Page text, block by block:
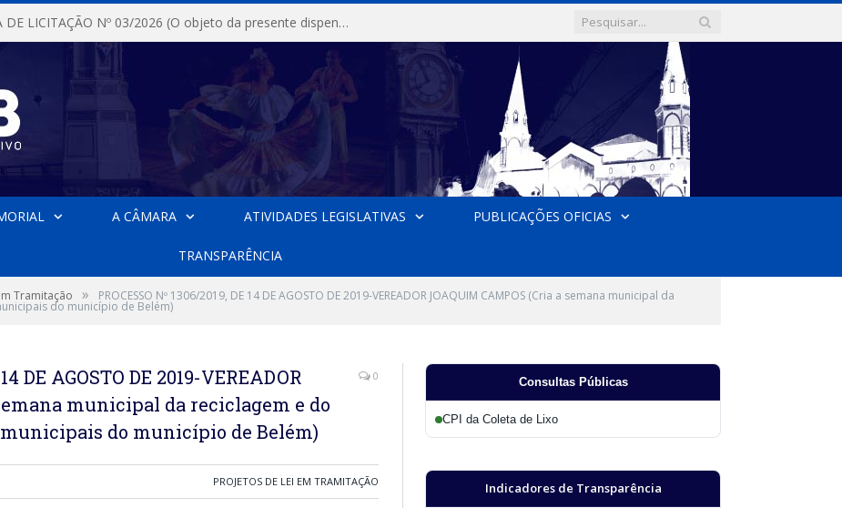
DISPENSA DE LICITAÇÃO Nº 03/2026 (O objeto da presente dispensa é a escolha da proposta mais vantajosa para a aquisição, de aparelhos de ar condicionado, tipo Split, com material de instalação e fogão industrial, conforme condições, quantidades e exigências estabelecidas no termo de referencia e neste aviso de contratação direta e seus anexos)
A CÂMARA ATIVIDADES LEGISLATIVAS PUBLICAÇÕES OFICIAS
TRANSPARÊNCIA
Tramitação » PROCESSO Nº 1306/2019, DE 14 DE AGOSTO DE 2019-VEREADOR JOAQUIM CAMPOS (Cria a semana municipal da
do município de Belém)
DE AGOSTO DE 2019-VEREADOR
municipal da reciclagem e do
do município de Belém)
0
PROJETOS DE LEI EM TRAMITAÇÃO
Consultas Públicas
CPI da Coleta de Lixo
Indicadores de Transparência